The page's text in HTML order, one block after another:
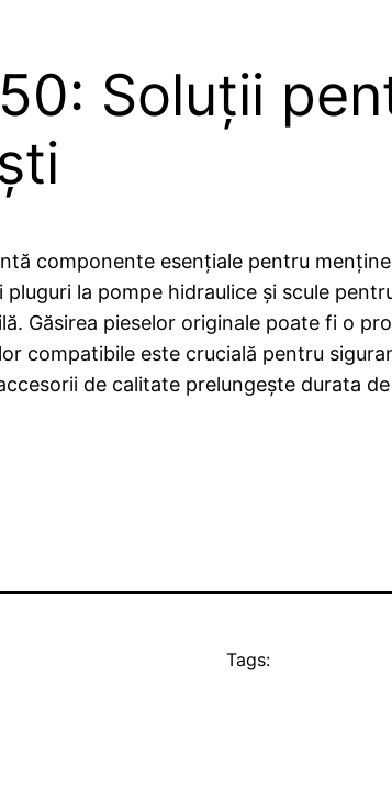
Soluții
componente esențiale pentru
pluguri la pompe hidraulice și scule
Găsirea pieselor originale poate fi o
compatibile este crucială pentru
de calitate prelungește durata
Tags: